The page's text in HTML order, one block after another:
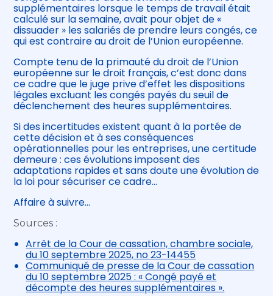
supplémentaires lorsque le temps de travail était
calculé sur la semaine, avait pour objet de «
dissuader » les salariés de prendre leurs congés, ce
qui est contraire au droit de l’Union européenne.
Compte tenu de la primauté du droit de l’Union
européenne sur le droit français, c’est donc dans
ce cadre que le juge prive d’effet les dispositions
légales excluant les congés payés du seuil de
déclenchement des heures supplémentaires.
Si des incertitudes existent quant à la portée de
cette décision et à ses conséquences
opérationnelles pour les entreprises, une certitude
demeure : ces évolutions imposent des
adaptations rapides et sans doute une évolution de
la loi pour sécuriser ce cadre…
Affaire à suivre…
Sources :
Arrêt de la Cour de cassation, chambre sociale,
du 10 septembre 2025, no 23-14455
Communiqué de presse de la Cour de cassation
du 10 septembre 2025 : « Congé payé et
décompte des heures supplémentaires ».